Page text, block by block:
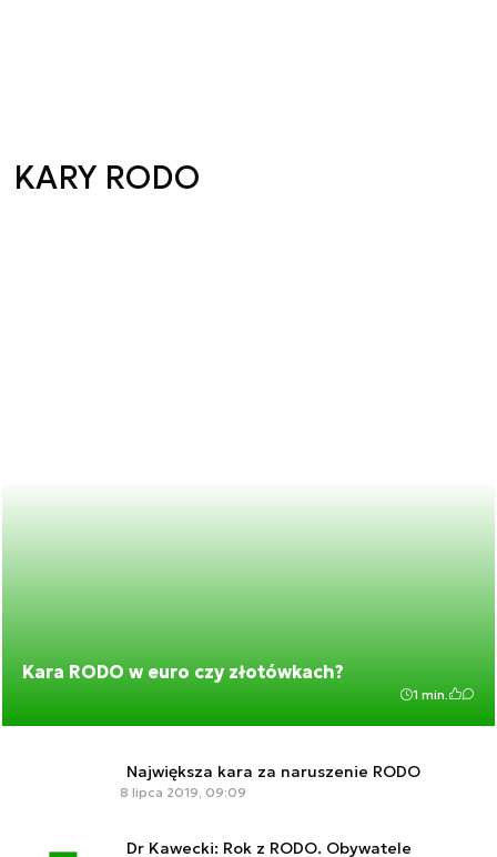
KARY RODO
Kara RODO w euro czy złotówkach?
1 min.
Największa kara za naruszenie RODO
8 lipca 2019, 09:09
Dr Kawecki: Rok z RODO. Obywatele